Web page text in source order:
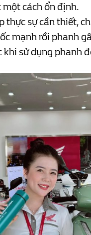
một cách ổn định.
sự cần thiết,
mạnh rồi phanh
sử dụng phanh